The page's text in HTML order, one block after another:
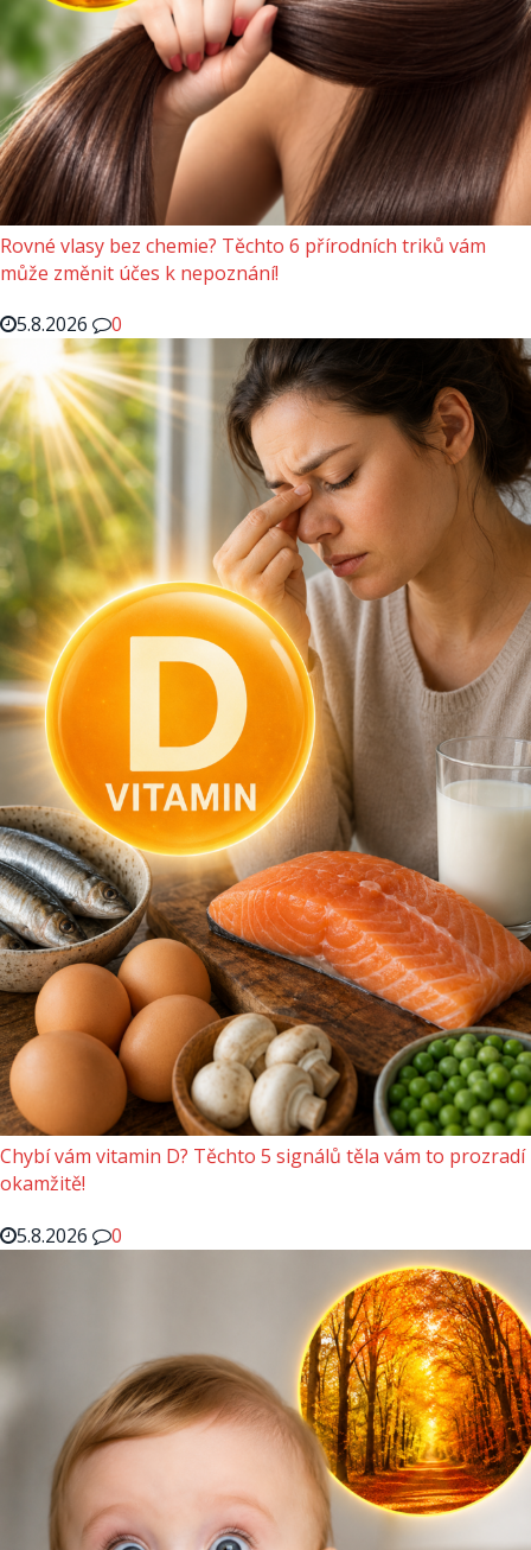
Rovné vlasy bez chemie? Těchto 6 přírodních triků vám
může změnit účes k nepoznání!
5.8.2026
0
Chybí vám vitamin D? Těchto 5 signálů těla vám to prozradí
okamžitě!
5.8.2026
0